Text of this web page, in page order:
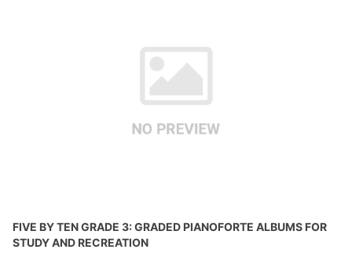
FIVE BY TEN GRADE 3: GRADED PIANOFORTE ALBUMS FOR
STUDY AND RECREATION